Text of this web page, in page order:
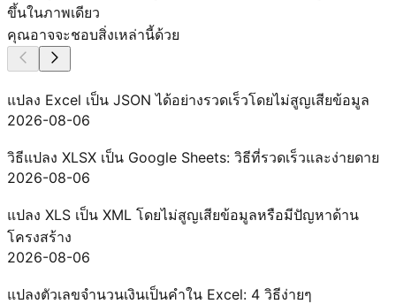
ขึ้นในภาพเดียว
คุณอาจจะชอบสิ่งเหล่านี้ด้วย
แปลง Excel เป็น JSON ได้อย่างรวดเร็วโดยไม่สูญเสียข้อมูล
2026-08-06
วิธีแปลง XLSX เป็น Google Sheets: วิธีที่รวดเร็วและง่ายดาย
2026-08-06
แปลง XLS เป็น XML โดยไม่สูญเสียข้อมูลหรือมีปัญหาด้าน
โครงสร้าง
2026-08-06
แปลงตัวเลขจำนวนเงินเป็นคำใน Excel: 4 วิธีง่ายๆ